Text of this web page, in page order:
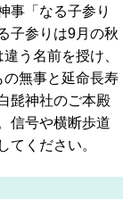
事「なる子参り
子参りは9月の秋
う名前を授け、
無事と延命長寿
髭神社のご本殿
信号や横断歩道
てください。